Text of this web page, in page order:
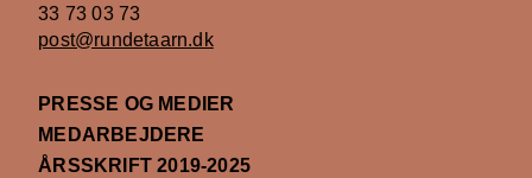
33 73 03 73
post@rundetaarn.dk
PRESSE OG MEDIER
MEDARBEJDERE
ÅRSSKRIFT 2019-2025